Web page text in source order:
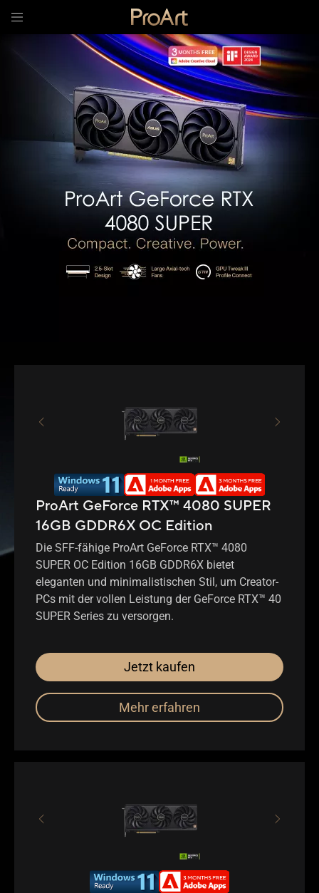
ProArt GeForce RTX™ 4080 SUPER
16GB GDDR6X OC Edition
Die SFF-fähige ProArt GeForce RTX™ 4080
SUPER OC Edition 16GB GDDR6X bietet
eleganten und minimalistischen Stil, um Creator-
PCs mit der vollen Leistung der GeForce RTX™ 40
SUPER Series zu versorgen.
Jetzt kaufen
Mehr erfahren